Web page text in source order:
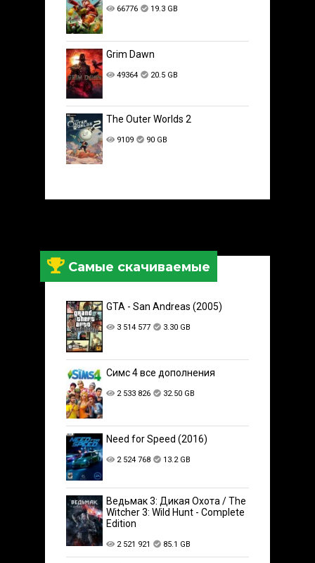
66776 19.3 GB
Grim Dawn
49364 20.5 GB
The Outer Worlds 2
9109 90 GB
Самые скачиваемые
GTA - San Andreas (2005)
3 514 577 3.30 GB
Симс 4 все дополнения
2 533 826 32.50 GB
Need for Speed (2016)
2 524 768 13.2 GB
Ведьмак 3: Дикая Охота / The
Witcher 3: Wild Hunt - Complete
Edition
2 521 921 85.1 GB